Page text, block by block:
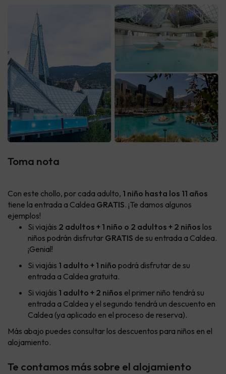
Toma nota
Con este chollo, por cada adulto, 1 niño hasta los 11 años
tiene la entrada a Caldea GRATIS. ¡Te damos algunos
ejemplos!
Si viajáis 2 adultos + 1 niño o 2 adultos + 2 niños los
niños podrán disfrutar GRATIS de su entrada a Caldea.
¡Genial!
Si viajáis 1 adulto + 1 niño podrá disfrutar de su
entrada a Caldea gratuita.
Si viajáis 1 adulto + 2 niños el primer niño tendrá su
entrada a Caldea y el segundo tendrá un descuento en
Caldea (ya aplicado en el proceso de reserva).
Más abajo puedes consultar los descuentos para niños en el
alojamiento.
Te contamos más sobre el alojamiento